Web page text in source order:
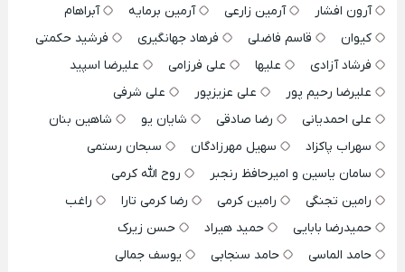
آرون افشار
آرمین زارعی آرمین برمایه
آبراهام
کیوان
قاسم فاضلی فرهاد جهانگیری
فرشید حکمتی
فرشاد آزادی
علیها علی فرزامی
علیرضا اسپید
علیرضا رحیم پور
علی عزیزپور
علی شرفی
علی احمدیانی
رضا صادقی شایان یو
شاهین بنان
سهراب پاکزاد
سهیل مهرزادگان
سبحان رستمی
سامان یاسین و امیرحافظ رنجبر
روح الله کرمی
رامین تجنگی
رامین کرمی رضا کرمی تارا
راغب
حمیدرضا بابایی
حمید هیراد
حسن زیرک
حامد الماسی
حامد سنجابی
یوسف جمالی